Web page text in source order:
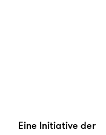
Eine Initiative der